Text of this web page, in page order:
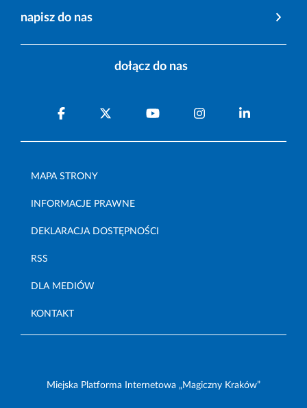
napisz do nas
dołącz do nas
MAPA STRONY
INFORMACJE PRAWNE
DEKLARACJA DOSTĘPNOŚCI
RSS
DLA MEDIÓW
KONTAKT
Miejska Platforma Internetowa „Magiczny Kraków”